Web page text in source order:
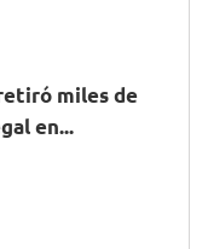
miles de
en...